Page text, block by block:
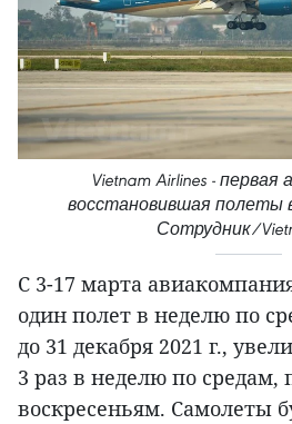
Vietnam Airlines - первая
восстановившая полеты
Сотрудник/
С 3-17 марта
один полет в неделю по
до 31 декабря 2021 г.,
3 раз в неделю по средам,
воскресеньям. Самолеты